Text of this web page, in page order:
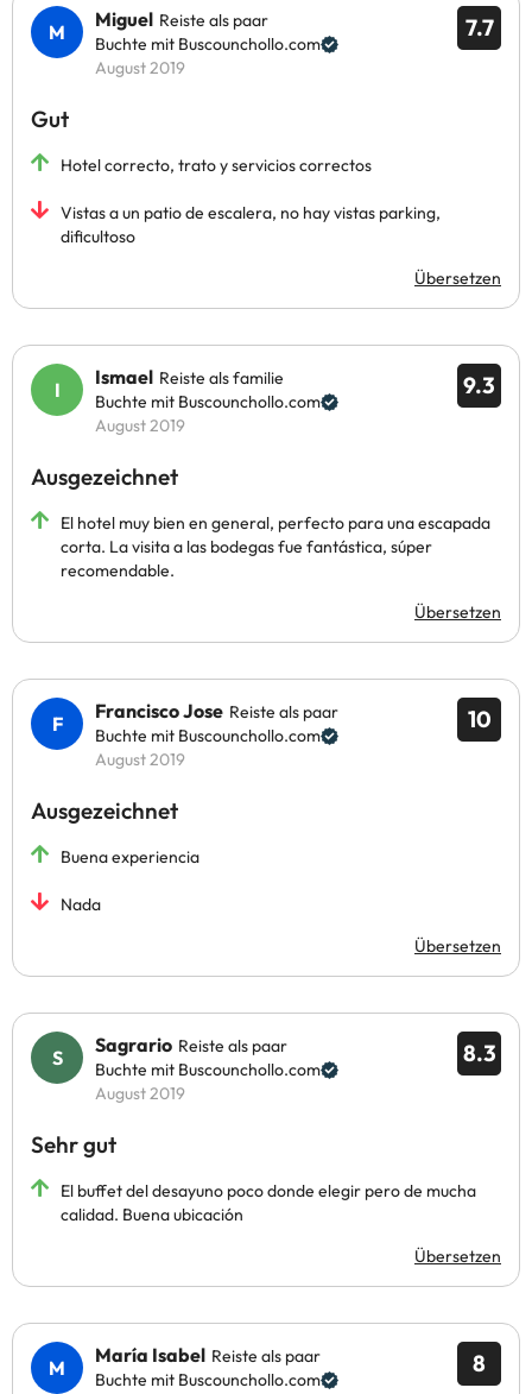
7.7
Miguel Reiste als paar
Buchte mit Buscounchollo.com
August 2019
Gut
Hotel correcto, trato y servicios correctos
Vistas a un patio de escalera, no hay vistas parking,
dificultoso
Übersetzen
9.3
Ismael Reiste als familie
Buchte mit Buscounchollo.com
August 2019
Ausgezeichnet
El hotel muy bien en general, perfecto para una escapada
corta. La visita a las bodegas fue fantástica, súper
recomendable.
Übersetzen
10
Francisco Jose Reiste als paar
Buchte mit Buscounchollo.com
August 2019
Ausgezeichnet
Buena experiencia
Nada
Übersetzen
8.3
Sagrario Reiste als paar
Buchte mit Buscounchollo.com
August 2019
Sehr gut
El buffet del desayuno poco donde elegir pero de mucha
calidad. Buena ubicación
Übersetzen
8
María Isabel Reiste als paar
Buchte mit Buscounchollo.com